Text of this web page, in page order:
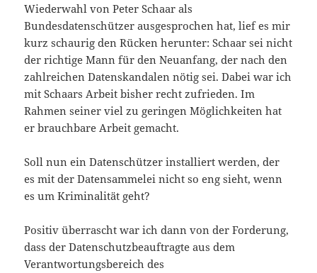
Wiederwahl von Peter Schaar als
Bundesdatenschützer ausgesprochen hat, lief es mir
kurz schaurig den Rücken herunter: Schaar sei nicht
der richtige Mann für den Neuanfang, der nach den
zahlreichen Datenskandalen nötig sei. Dabei war ich
mit Schaars Arbeit bisher recht zufrieden. Im
Rahmen seiner viel zu geringen Möglichkeiten hat
er brauchbare Arbeit gemacht.
Soll nun ein Datenschützer installiert werden, der
es mit der Datensammelei nicht so eng sieht, wenn
es um Kriminalität geht?
Positiv überrascht war ich dann von der Forderung,
dass der Datenschutzbeauftragte aus dem
Verantwortungsbereich des